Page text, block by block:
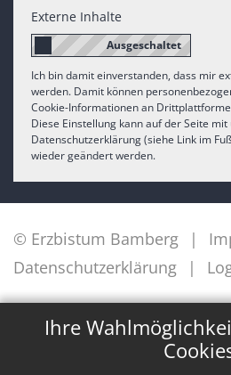
Ihre
Externe Inhalte
Ich bin damit einverstanden, dass mir
werden. Damit können
Cookie-Informationen an
Diese Einstellung kann auf der Seite
Datenschutzerklärung (siehe Link im
wieder geändert werden.
© Erzbistum Bamberg
Datenschutzerklärung